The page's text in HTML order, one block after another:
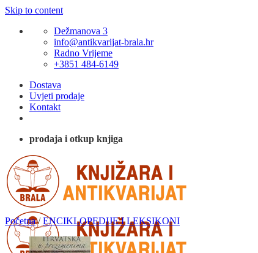
Skip to content
Dežmanova 3
info@antikvarijat-brala.hr
Radno Vrijeme
+3851 484-6149
Dostava
Uvjeti prodaje
Kontakt
prodaja i otkup knjiga
Početna / ENCIKLOPEDIJE I LEKSIKONI